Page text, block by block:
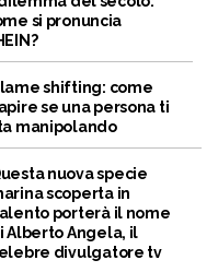
si pronuncia
shifting: come
se una persona ti
manipolando
nuova specie
scoperta in
porterà il nome
Alberto Angela, il
divulgatore tv